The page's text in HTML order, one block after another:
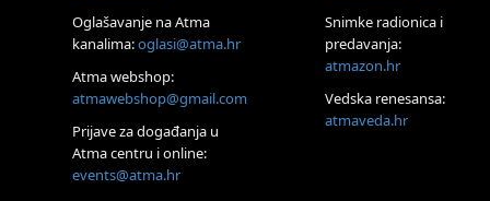
Online
Upisi u program Profesionalni hipnoterapeut — nova
generacija kreće 25.08. 2026.
Online
Postanite Nositelj Vibracije Nove Zemlje
Oglašavanje na Atma
kanalima:oglasi@atma.hr
Atma webshop:
atmawebshop@gmail.com
Prijave za događanja u
Atma centru i online:
events@atma.hr
Snimke radionica i
predavanja:
atmazon.hr
Vedska renesansa:
atmaveda.hr